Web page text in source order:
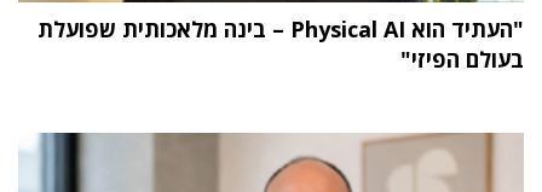
"העתיד הוא Physical AI – בינה מלאכותית שפועלת
בעולם הפיזי"